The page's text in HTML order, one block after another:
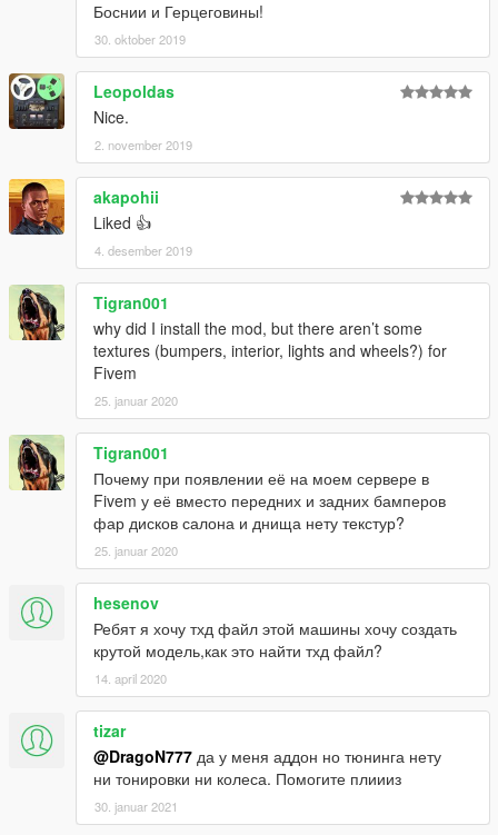
Боснии и Герцеговины!
30. oktober 2019
Leopoldas
Nice.
2. november 2019
akapohii
Liked 👍
4. desember 2019
Tigran001
why did I install the mod, but there aren’t some
textures (bumpers, interior, lights and wheels?) for
Fivem
25. januar 2020
Tigran001
Почему при появлении её на моем сервере в
Fivem у её вместо передних и задних бамперов
фар дисков салона и днища нету текстур?
25. januar 2020
hesenov
Ребят я хочу тхд файл этой машины хочу создать
крутой модель,как это найти тхд файл?
14. april 2020
tizar
@DragoN777 да у меня аддон но тюнинга нету
ни тонировки ни колеса. Помогите плиииз
30. januar 2021